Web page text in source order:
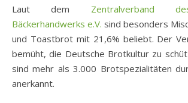
Laut dem Zentralverband
Bäckerhandwerks e.V. sind besonders
und Toastbrot mit 21,6% beliebt. Der
bemüht, die Deutsche Brotkultur zu
sind mehr als 3.000 Brotspezialitäten
anerkannt.